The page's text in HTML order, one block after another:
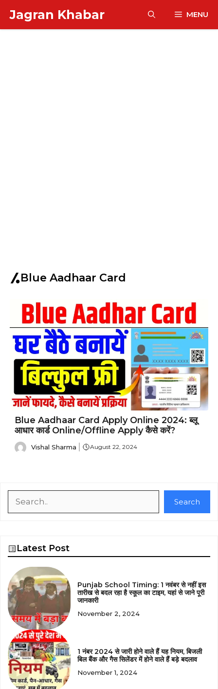
content
Jagran Khabar MENU
Blue Aadhaar Card
Blue Aadhaar Card Apply Online 2024: ब्लू
आधार कार्ड Online/Offline Apply कैसे करें?
Vishal Sharma August 22, 2024
Search
Latest Post
Punjab School Timing: 1 नवंबर से नहीं इस
तारीख से बदल रहा है स्कूल का टाइम, यहां से जाने पूरी
जानकारी
November 2, 2024
1 नंबर 2024 से जारी होने वाले हैं यह नियम, बिजली
बिल बैंक और गैस सिलेंडर में होने वाले हैं बड़े बदलाव
November 1, 2024